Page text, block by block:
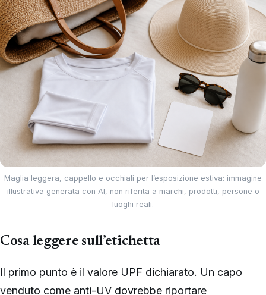
Maglia leggera, cappello e occhiali per l’esposizione estiva: immagine
illustrativa generata con AI, non riferita a marchi, prodotti, persone o
luoghi reali.
Cosa leggere sull’etichetta
Il primo punto è il valore UPF dichiarato. Un capo
venduto come anti-UV dovrebbe riportare